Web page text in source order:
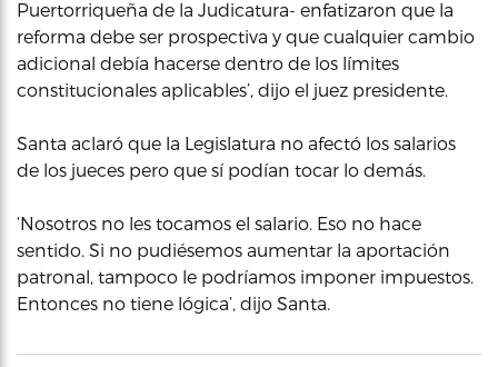
Puertorriqueña de la Judicatura- enfatizaron que la
reforma debe ser prospectiva y que cualquier cambio
adicional debía hacerse dentro de los límites
constitucionales aplicables’, dijo el juez presidente.
Santa aclaró que la Legislatura no afectó los salarios
de los jueces pero que sí podían tocar lo demás.
‘Nosotros no les tocamos el salario. Eso no hace
sentido. Si no pudiésemos aumentar la aportación
patronal, tampoco le podríamos imponer impuestos.
Entonces no tiene lógica’, dijo Santa.